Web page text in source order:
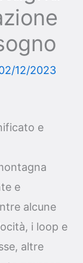
12/2023
e
e
alcune
i loop e
altre